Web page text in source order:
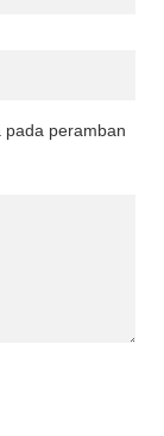
pada peramban